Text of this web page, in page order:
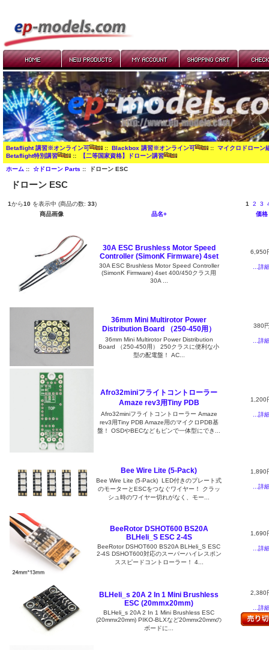
Betaflight 講習※オンライン可 :: Blackbox 講習※オンライン可 :: マイクロドローン
Betaflight特別講習
:: 【二等国家資格】ドローン講習
ホーム:: ☆ドローン Parts :: ドローン ESC
ドローン ESC
1から10 を表示中 (商品の数: 33) 1 2 3
商品画像
品名+ 価格
30A ESC Brushless Motor Speed
Controller (SimonK Firmware) 4set
30A ESC Brushless Motor Speed Controller
(SimonK Firmware) 4set 400/450クラス用
30A ...
6,950
...詳
36mm Mini Multirotor Power
Distribution Board （250-450用）
36mm Mini Multirotor Power Distribution
Board （250-450用） 250クラスに便利な小
型の配電盤！ AC...
380
...詳
Afro32miniフライトコントローラー
Amaze rev3用Tiny PDB
Afro32miniフライトコントローラー Amaze
rev3用Tiny PDB Amaze用のマイクロPDB基
盤！ OSDやBECなどもピンで一体型にでき...
1,200
...詳
Bee Wire Lite (5-Pack)
Bee Wire Lite (5-Pack) LED付きのプレート式
のモーターとESCをつなぐワイヤー！ クラッ
シュ時のワイヤー切れがなく、モー...
1,890
...詳
BeeRotor DSHOT600 BS20A
BLHeli_S ESC 2-4S
BeeRotor DSHOT600 BS20A BLHeli_S ESC
2-4S DSHOT600対応のスーパーハイレスポン
ススピードコントローラー！ 4...
1,690
...詳
BLHeli_s 20A 2 In 1 Mini Brushless
ESC (20mmx20mm)
BLHeli_s 20A 2 In 1 Mini Brushless ESC
(20mmx20mm) PIKO-BLXなど20mmx20mmの
ボードに...
2,380
...詳